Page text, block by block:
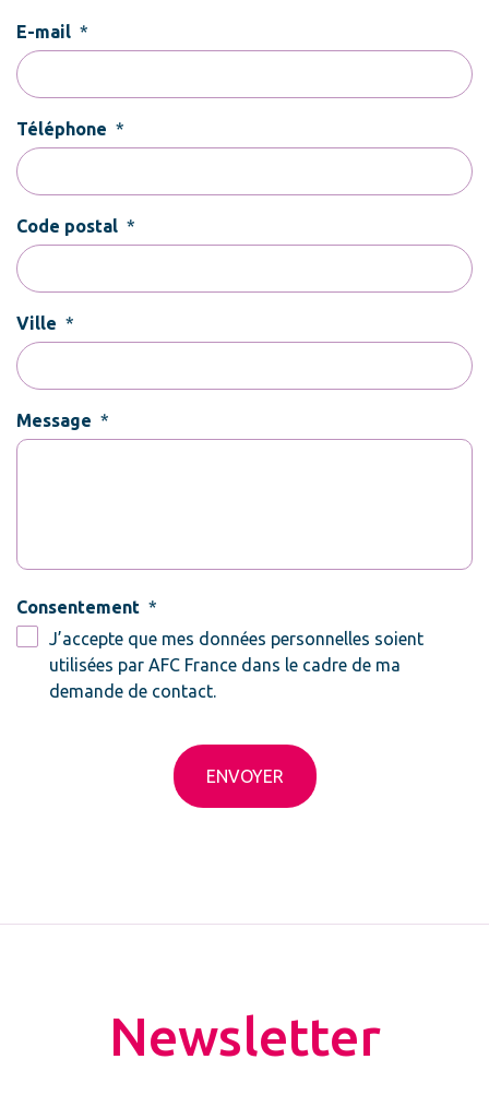
E-mail *
Téléphone *
Code postal *
Ville *
Message *
Consentement *
J’accepte que mes données personnelles soient
utilisées par AFC France dans le cadre de ma
demande de contact.
Newsletter